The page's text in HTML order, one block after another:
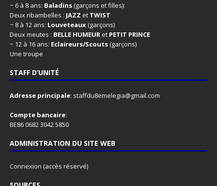
~ 6 à 8 ans: Baladins(garçons et filles):
Deux ribambelles : JAZZ et TWIST
~ 8 à 12 ans: Louveteaux(garçons)
Deux meutes : BELLE HUMEURet PETIT PRINCE
~ 12 à 16 ans: Eclaireurs/Scouts(garçons)
Une troupe
STAFF D’UNITÉ
Adresse principale: staffdu8emelegia@gmail.com
Compte bancaire:
BE86 0682 3042 5850
ADMINISTRATION DU SITE WEB
Connexion (accès réservé)